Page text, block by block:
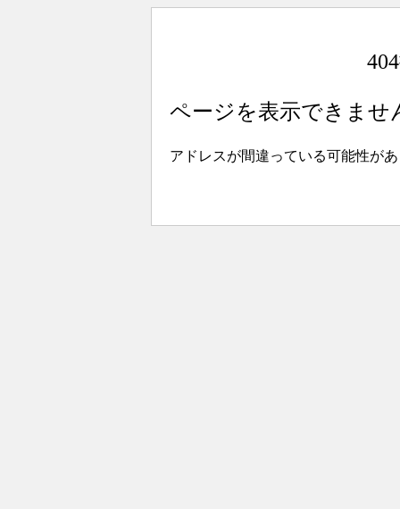
ページを表示できませ
アドレスが間違っている可能性が